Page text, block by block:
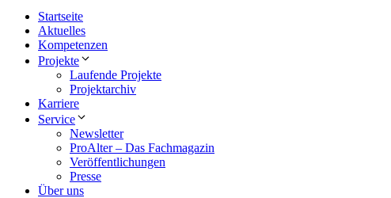
Startseite
Aktuelles
Kompetenzen
Projekte
Laufende Projekte
Projektarchiv
Karriere
Service
Newsletter
ProAlter – Das Fachmagazin
Veröffentlichungen
Presse
Über uns